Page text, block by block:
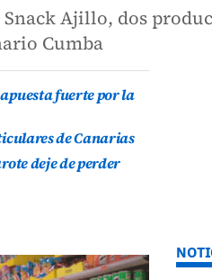
Ajillo, dos
Cumba
fuerte por la
de Canarias
deje de perder